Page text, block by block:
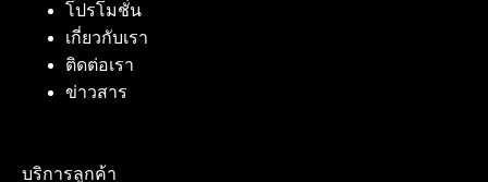
โปรโมชั่น
เกี่ยวกับเรา
ติดต่อเรา
ข่าวสาร
บริการลูกค้า